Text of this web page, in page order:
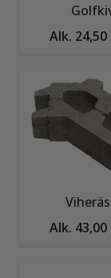
Alk. 24,50
Alk. 43,00